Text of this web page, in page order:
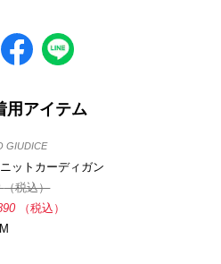
用アイテム
GIUDICE
ットカーディガン
（税込）
（税込）